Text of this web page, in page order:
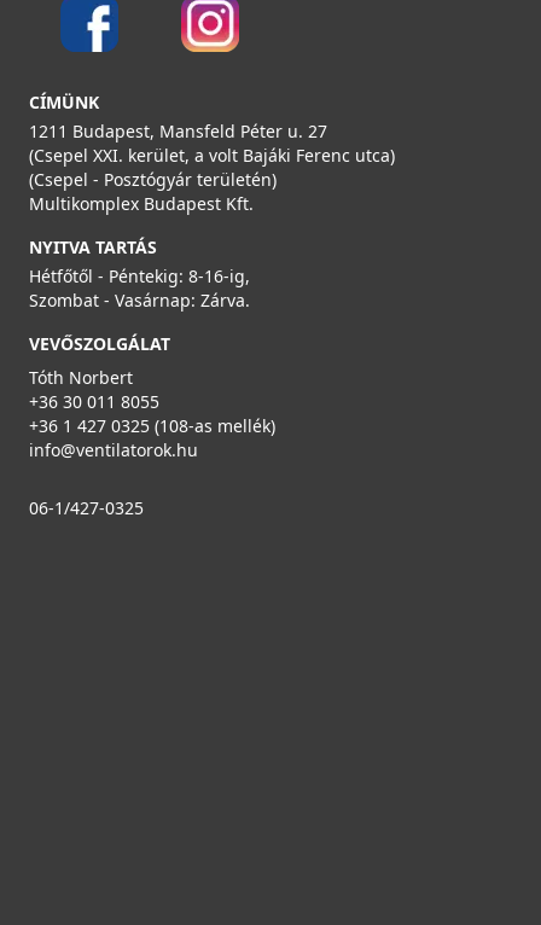
CÍMÜNK
1211 Budapest, Mansfeld Péter u. 27
(Csepel XXI. kerület, a volt Bajáki Ferenc utca)
(Csepel - Posztógyár területén)
Multikomplex Budapest Kft.
NYITVA TARTÁS
Hétfőtől - Péntekig: 8-16-ig,
Szombat - Vasárnap: Zárva.
VEVŐSZOLGÁLAT
Tóth Norbert
+36 30 011 8055
+36 1 427 0325 (108-as mellék)
info@ventilatorok.hu
06-1/427-0325